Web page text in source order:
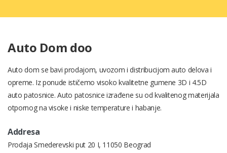
Auto Dom doo
Auto dom se bavi prodajom, uvozom i distribucijom auto delova i
opreme. Iz ponude ističemo visoko kvalitetne gumene 3D i 4.5D
auto patosnice. Auto patosnice izrađene su od kvalitenog materijala
otpornog na visoke i niske temperature i habanje.
Addresa
Prodaja Smederevski put 20 I, 11050 Beograd